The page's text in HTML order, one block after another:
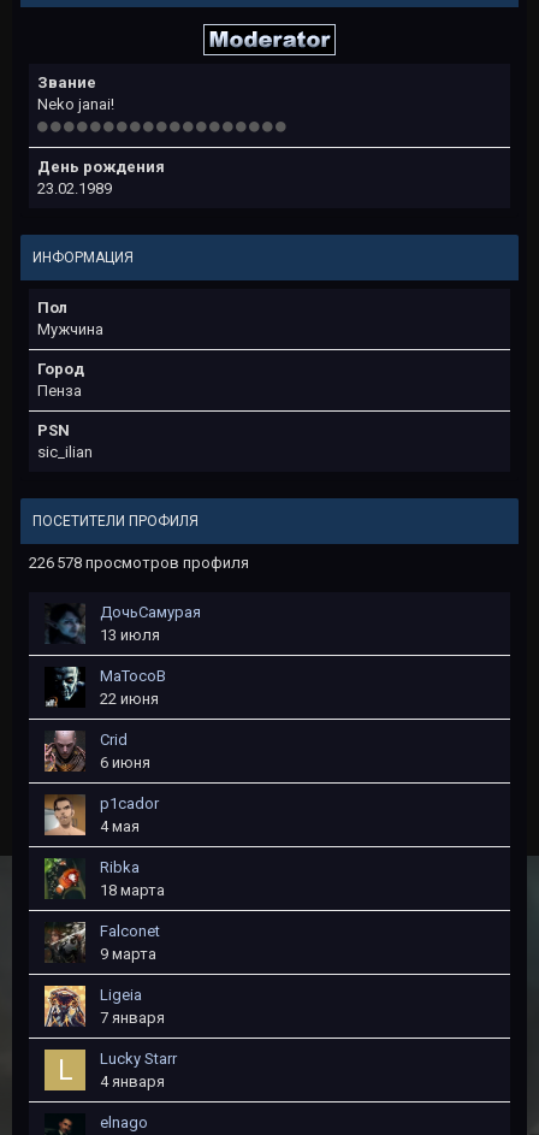
Звание
Neko janai!
День рождения
23.02.1989
ИНФОРМАЦИЯ
Пол
Мужчина
Город
Пенза
PSN
sic_ilian
ПОСЕТИТЕЛИ ПРОФИЛЯ
226 578 просмотров профиля
ДочьСамурая
13 июля
MaTocoB
22 июня
Crid
6 июня
p1cador
4 мая
Ribka
18 марта
Falconet
9 марта
Ligeia
7 января
Lucky Starr
4 января
elnago